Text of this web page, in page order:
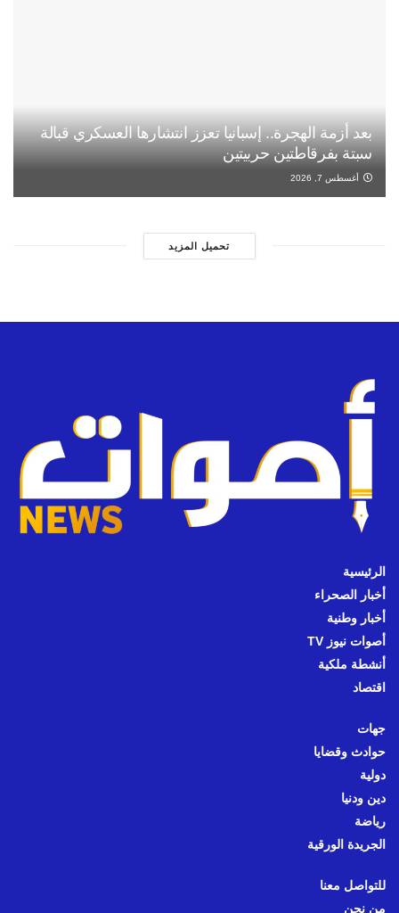
بعد أزمة الهجرة.. إسبانيا تعزز انتشارها العسكري قبالة
سبتة بفرقاطتين حربيتين
أغسطس 7, 2026
تحميل المزيد
الرئيسية
أخبار الصحراء
أخبار وطنية
أصوات نيوز TV
أنشطة ملكية
اقتصاد
جهات
حوادث وقضايا
دولية
دين ودنيا
رياضة
الجريدة الورقية
للتواصل معنا
من نحن